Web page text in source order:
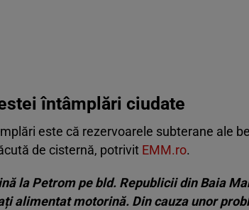
întâmplări ciudate
este că rezervoarele subterane ale
de cisternă, potrivit EMM.ro.
la Petrom pe bld. Republicii din Baia
alimentat motorină. Din cauza unor